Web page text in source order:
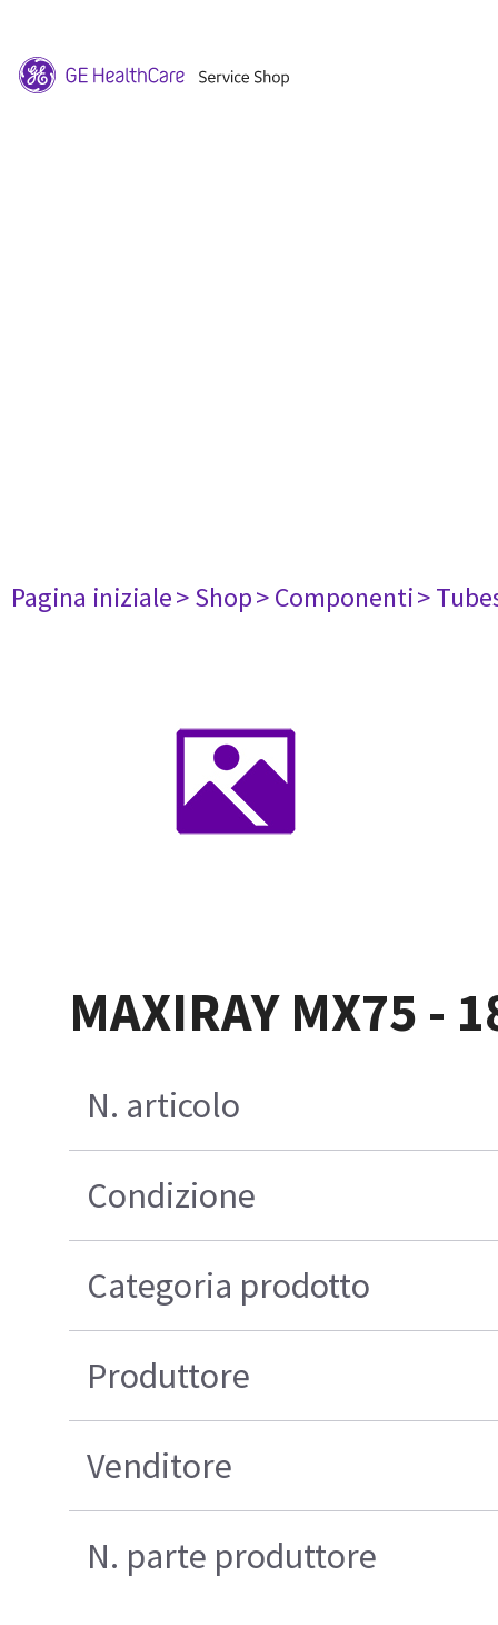
Pagina iniziale> Shop> Componenti>
MAXIRAY MX75 -
N. articolo
Condizione
Categoria prodotto
Produttore
Venditore
N. parte produttore